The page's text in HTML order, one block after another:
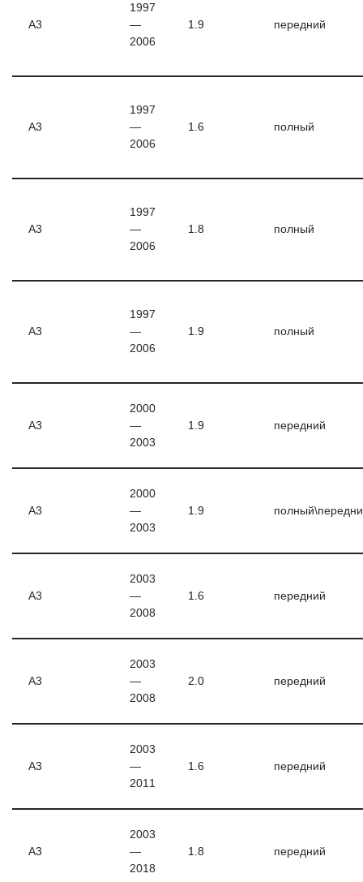
A3
1997
—
2006
1.9 передний
A3
1997
—
2006
1.6 полный
A3
1997
—
2006
1.8 полный
A3
1997
—
2006
1.9 полный
A3
2000
—
2003
1.9 передний
A3
2000
—
2003
1.9
A3
2003
—
2008
1.6 передний
A3
2003
—
2008
2.0 передний
A3
2003
—
2011
1.6 передний
A3
2003
—
2018
1.8 передний